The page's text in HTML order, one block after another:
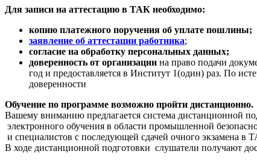
Для записи на аттестацию в ТАК необходимо:
копию платежного поручения об уплате пошлины;
заявление об аттестации работника;
cогласие на обработку персональных данных;
доверенность от организации на право подачи
год и предоставляется в Институт 1(один) раз. По
доверенности
Обучение по программе возможно пройти дистанционно.
Вашему вниманию предлагается система дистанционной
электронного обучения в области промышленной
и специалистов с последующей сдачей очного экзамена в
В ходе дистанционной подготовки слушатели получают